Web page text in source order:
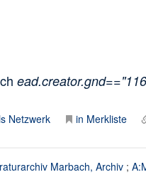
Netzwerk in Merkliste
Marbach, Archiv ;